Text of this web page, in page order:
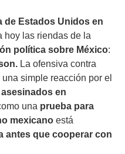
de Estados Unidos en
hoy las riendas de la
política sobre México:
La ofensiva contra
una simple reacción por el
en
una prueba para
mexicano está
antes que cooperar con